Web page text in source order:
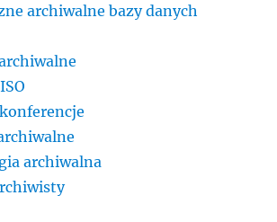
archiwalne bazy danych
archiwalna